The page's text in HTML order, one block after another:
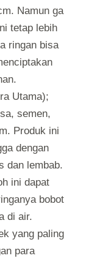
Namun ga
tetap lebih
ringan bisa
Utama);
semen,
Produk ini
dengan
dan lembab.
ini dapat
bobot
di air.
yang paling
para